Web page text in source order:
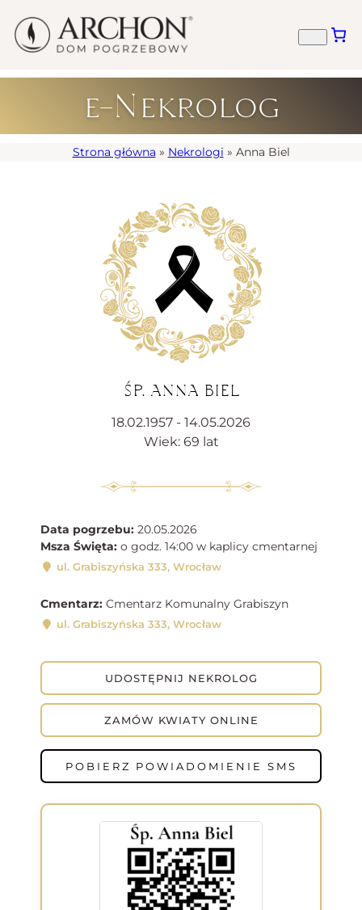
e-Nekrolog
Strona główna » Nekrologi » Anna Biel
ŚP. ANNA BIEL
18.02.1957 - 14.05.2026
Wiek: 69 lat
Data pogrzebu: 20.05.2026
Msza Święta: o godz. 14:00 w kaplicy cmentarnej
ul. Grabiszyńska 333, Wrocław
Cmentarz: Cmentarz Komunalny Grabiszyn
ul. Grabiszyńska 333, Wrocław
UDOSTĘPNIJ NEKROLOG
ZAMÓW KWIATY ONLINE
POBIERZ POWIADOMIENIE SMS